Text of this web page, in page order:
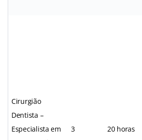
Cirurgião
Dentista –
Especialista em
3 20 horas